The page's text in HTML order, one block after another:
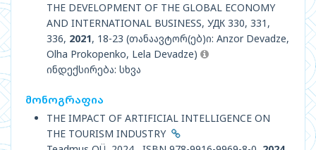
THE DEVELOPMENT OF THE GLOBAL ECONOMY
AND INTERNATIONAL BUSINESS, УДК 330, 331,
336, 2021, 18-23 (თანაავტორ(ებ)ი: Anzor Devadze,
Olha Prokopenko, Lela Devadze)
ინდექსირება: სხვა
მონოგრაფია
THE IMPACT OF ARTIFICIAL INTELLIGENCE ON
THE TOURISM INDUSTRY